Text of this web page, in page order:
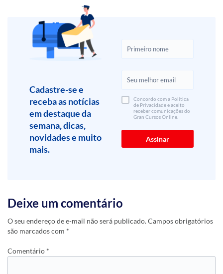
Cadastre-se e
receba as notícias
em destaque da
semana, dicas,
novidades e muito
mais.
Concordo com a Política
de Privacidade e aceito
receber comunicações do
Gran Cursos Online.
Deixe um comentário
O seu endereço de e-mail não será publicado.Campos obrigatórios
são marcados com *
Comentário *